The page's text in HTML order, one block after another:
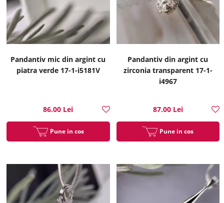
Pandantiv mic din argint cu
piatra verde 17-1-i5181V
86.00 Lei
Pune in cos
Pandantiv din argint cu
zirconia transparent 17-1-
i4967
87.00 Lei
Pune in cos